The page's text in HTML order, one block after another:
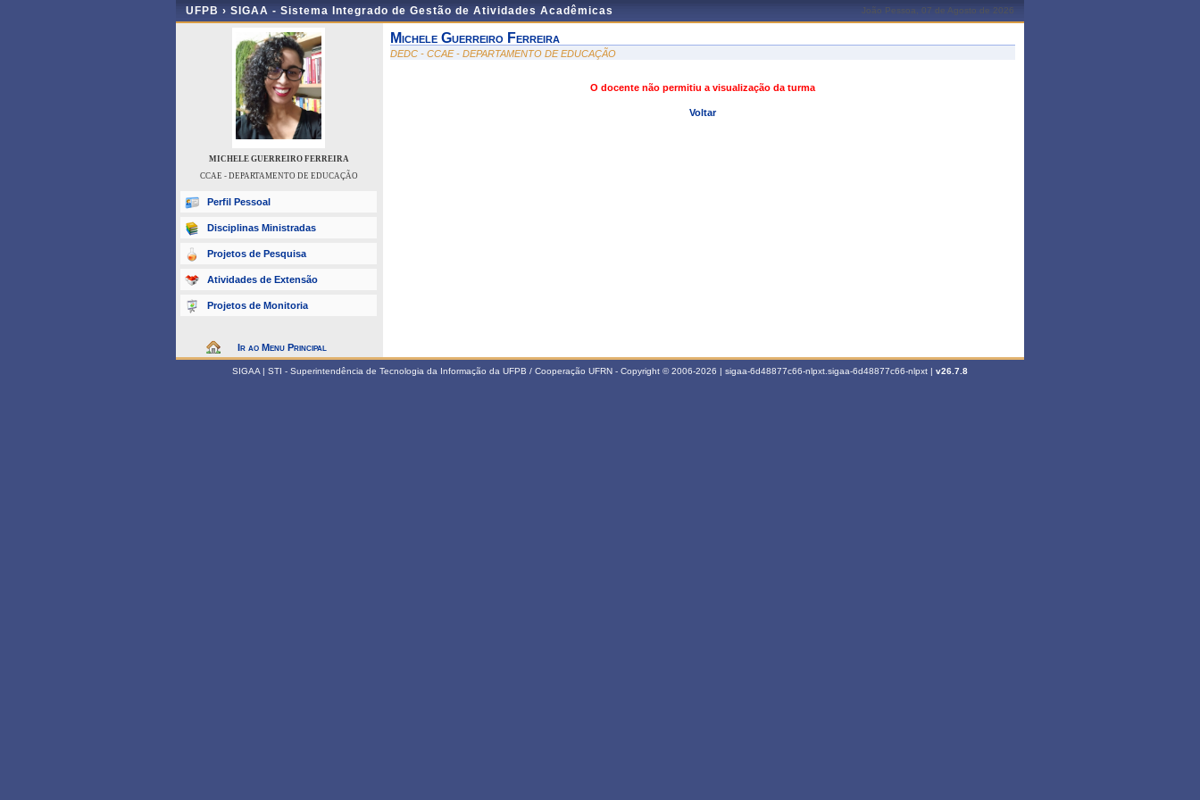
UFPB › SIGAA - Sistema Integrado de Gestão de Atividades Acadêmicas João Pessoa, 07 de Agosto de 2026
MICHELE GUERREIRO FERREIRA
CCAE - DEPARTAMENTO DE EDUCAÇÃO
Perfil Pessoal
Disciplinas Ministradas
Projetos de Pesquisa
Atividades de Extensão
Projetos de Monitoria
Ir ao Menu Principal
Michele Guerreiro Ferreira
DEDC - CCAE - DEPARTAMENTO DE EDUCAÇÃO
O docente não permitiu a visualização da turma
Voltar
SIGAA | STI - Superintendência de Tecnologia da Informação da UFPB / Cooperação UFRN - Copyright © 2006-2026 | sigaa-6d48877c66-nlpxt.sigaa-6d48877c66-nlpxt | v26.7.8